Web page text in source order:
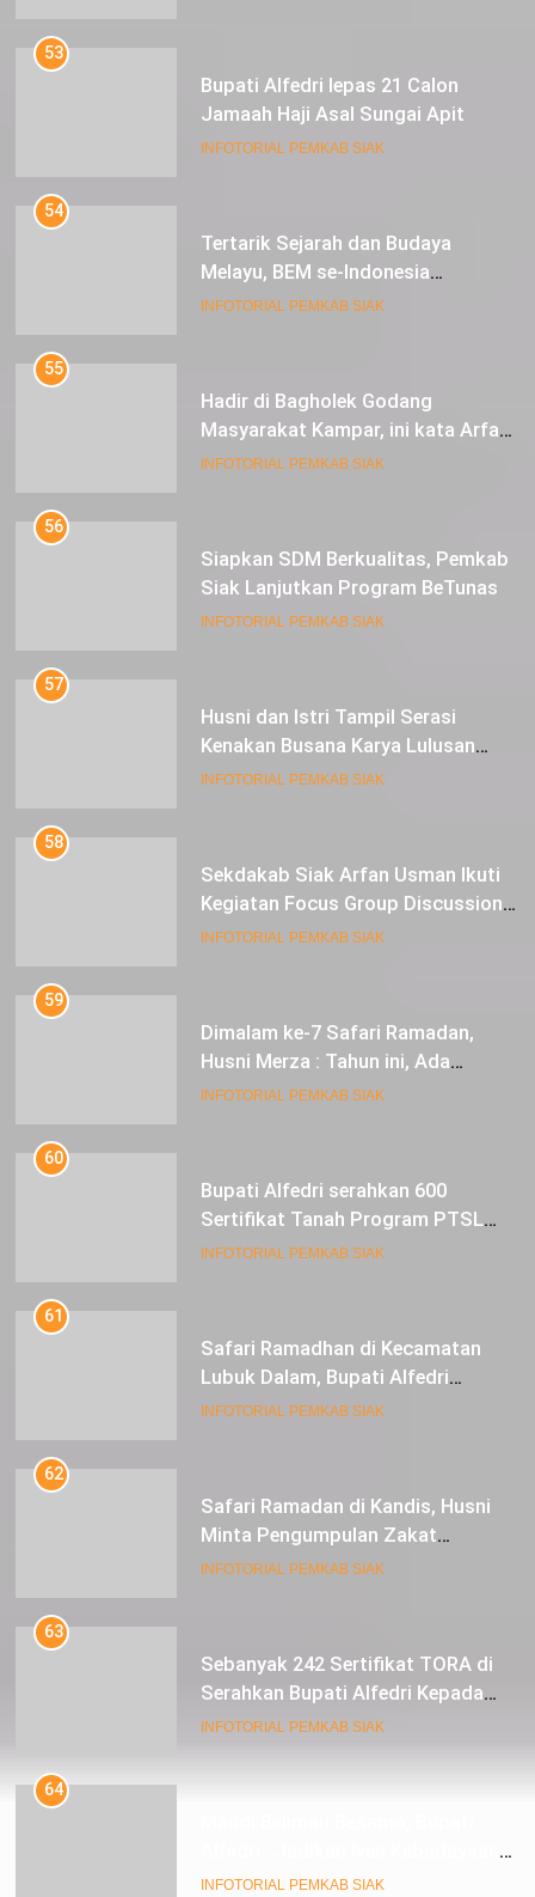
53
Bupati Alfedri lepas 21 Calon
Jamaah Haji Asal Sungai Apit
INFOTORIAL PEMKAB SIAK
54
Tertarik Sejarah dan Budaya
Melayu, BEM se-Indonesia
Berkunjung ke Kabupaten Siak
INFOTORIAL PEMKAB SIAK
55
Hadir di Bagholek Godang
Masyarakat Kampar, ini kata Arfan
Usman
INFOTORIAL PEMKAB SIAK
56
Siapkan SDM Berkualitas, Pemkab
Siak Lanjutkan Program BeTunas
INFOTORIAL PEMKAB SIAK
57
Husni dan Istri Tampil Serasi
Kenakan Busana Karya Lulusan
SMK Pariwisata Siak, di Lancang
INFOTORIAL PEMKAB SIAK
58
Sekdakab Siak Arfan Usman Ikuti
Kegiatan Focus Group Discussion
Tentang Kebijakan Penganggaran
INFOTORIAL PEMKAB SIAK
59
Dimalam ke-7 Safari Ramadan,
Husni Merza : Tahun ini, Ada
Perbaikan Jalan Lintas Siak ke
INFOTORIAL PEMKAB SIAK
60
Bupati Alfedri serahkan 600
Sertifikat Tanah Program PTSL
kepada Masyarakat Tualang
INFOTORIAL PEMKAB SIAK
61
Safari Ramadhan di Kecamatan
Lubuk Dalam, Bupati Alfedri
Mengingatkan Masyarakat
INFOTORIAL PEMKAB SIAK
62
Safari Ramadan di Kandis, Husni
Minta Pengumpulan Zakat
Meningkat
INFOTORIAL PEMKAB SIAK
63
Sebanyak 242 Sertifikat TORA di
Serahkan Bupati Alfedri Kepada
Masyarakat Kerinci Kiri
INFOTORIAL PEMKAB SIAK
64
tahunan di Kabupaten Siak
INFOTORIAL PEMKAB SIAK